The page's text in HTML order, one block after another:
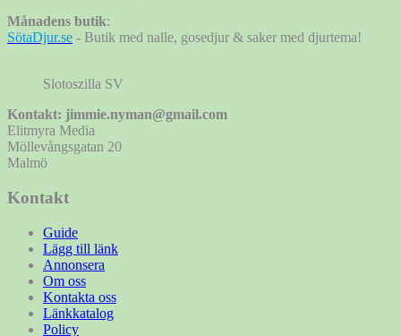
Månadens butik:
SötaDjur.se - Butik med nalle, gosedjur & saker med djurtema!
Slotoszilla SV
Kontakt: jimmie.nyman@gmail.com
Elitmyra Media
Möllevångsgatan 20
Malmö
Kontakt
Guide
Lägg till länk
Annonsera
Om oss
Kontakta oss
Länkkatalog
Policy